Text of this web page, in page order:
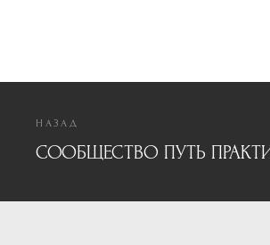
НАЗАД
СООБЩЕСТВО ПУТЬ